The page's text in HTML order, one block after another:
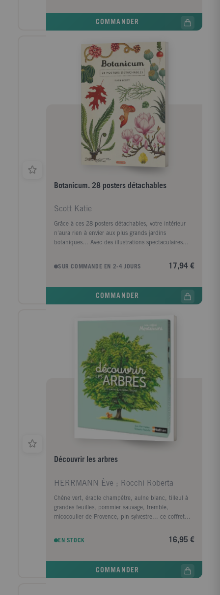
Rends visite à des habitants de l'Amazonie et
aussi extraordinaire que fragile. dès 6 ans
COMMANDER
Botanicum. 28 posters détachables
Scott Katie
Grâce à ces 28 posters détachables, votre intérieur
n'aura rien à envier aux plus grands jardins
botaniques... Avec des illustrations spectaculaires
SUR COMMANDE EN 2-4 JOURS 17,94 €
COMMANDER
Découvrir les arbres
HERRMANN Ève ; Rocchi Roberta
Chêne vert, érable champêtre, aulne blanc, tilleul à
grandes feuilles, pommier sauvage, tremble,
micocoulier de Provence, pin sylvestre... ce coffret
d'arbres. Il contient : 30 fiches d'identité (30 arbres)
; 90 cartes classifiées pour s'entraîner à reconnaître
etc.) ; 4 planches d'anatomie (l'arbre, la feuille, les
EN STOCK 16,95 €
COMMANDER